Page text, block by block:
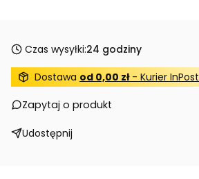
Czas wysyłki:24 godziny
Dostawa od 0,00 zł - Kurier InPost
Zapytaj o produkt
Udostępnij